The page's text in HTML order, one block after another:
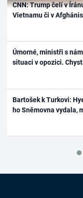
CNN: Trump čelí v
Vietnamu či v
Úmorné, ministři s
situaci v opozici.
Bartošek k Turkovi:
ho Sněmovna vydala,